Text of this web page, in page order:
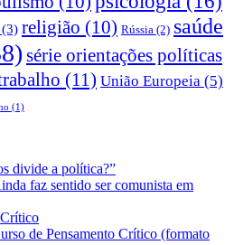
(3) religião (10) Rússia (2) saúde
série orientações políticas
(11) União Europeia (5)
(1)
divide a política?”
faz sentido ser comunista em
de Pensamento Crítico (formato